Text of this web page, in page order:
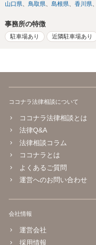
山口県
鳥取県 島根県 香川県
事務所の特徴
駐車場あり 近隣駐車場あり
ココナラ法律相談について
ココナラ法律相談とは
法律Q&A
法律相談コラム
ココナラとは
よくあるご質問
運営へのお問い合わせ
会社情報
運営会社
採用情報